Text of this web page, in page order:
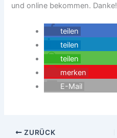
und online bekommen. Danke!
teilen
teilen
teilen
merken
E-Mail
ZURÜCK